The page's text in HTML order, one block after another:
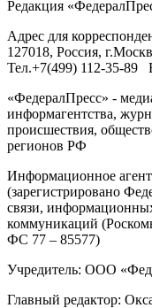
Редакция «
Адрес для
127018, Россия, г.
Тел.+7(499) 112-35-89
«ФедералПресс» -
информагентства,
происшествия,
регионов РФ
Информационное
(зарегистрировано
связи,
коммуникаций
ФС 77 – 85577)
Учредитель: ООО
Главный редактор: